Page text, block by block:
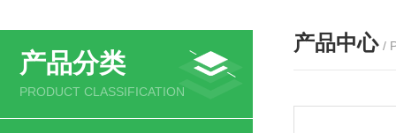
产品分类
PRODUCT CLASSIFICATION
产品中心 /